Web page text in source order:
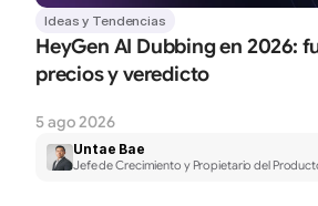
Ideas y Tendencias
HeyGen AI Dubbing en 2026:
precios y veredicto
5 ago 2026
Untae Bae
Jefe de Crecimiento y Propietario del